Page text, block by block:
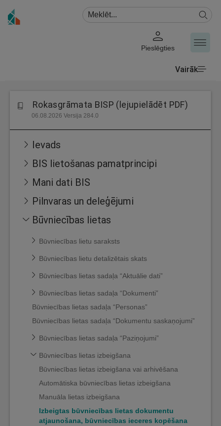
Pieslēgties
Vairāk
Rokasgrāmata BISP (lejupielādēt PDF)
06.08.2026 Versija 284.0
Ievads
BIS lietošanas pamatprincipi
Mani dati BIS
Pilnvaras un deleģējumi
Būvniecības lietas
Būvniecības lietu saraksts
Būvniecības lietu detalizētais skats
Būvniecības lietas sadaļa “Aktuālie dati”
Būvniecības lietas sadaļa “Dokumenti”
Būvniecības lietas sadaļa “Personas”
Būvniecības lietas sadaļa “Dokumentu saskaņojumi”
Būvniecības lietas sadaļa “Paziņojumi”
Būvniecības lietas izbeigšana
Būvniecības lietas izbeigšana vai arhivēšana
Automātiska būvniecības lietas izbeigšana
Manuāla lietas izbeigšana
Izbeigtas būvniecības lietas dokumentu
atjaunošana, būvniecības ieceres kopēšana